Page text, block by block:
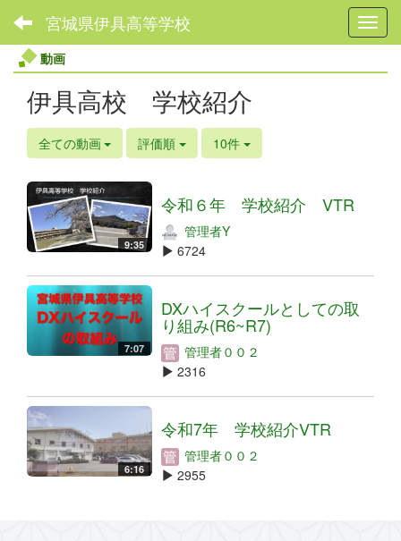
宮城県伊具高等学校
動画
伊具高校 学校紹介
全ての動画 評価順 10件
9:35
令和６年 学校紹介 VTR
管理者Y
6724
7:07
DXハイスクールとしての取
り組み(R6~R7)
管理者００２
2316
6:16
令和7年 学校紹介VTR
管理者００２
2955